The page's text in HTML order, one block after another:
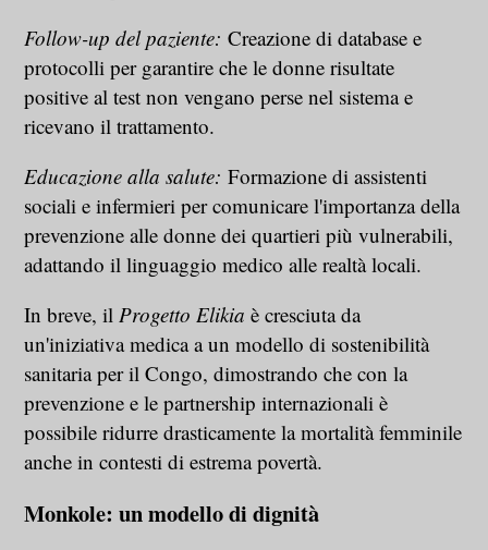
Follow-up del paziente: Creazione di database e
protocolli per garantire che le donne risultate
positive al test non vengano perse nel sistema e
ricevano il trattamento.
Educazione alla salute: Formazione di assistenti
sociali e infermieri per comunicare l'importanza della
prevenzione alle donne dei quartieri più vulnerabili,
adattando il linguaggio medico alle realtà locali.
In breve, il Progetto Elikiaè cresciuta da
un'iniziativa medica a un modello di sostenibilità
sanitaria per il Congo, dimostrando che con la
prevenzione e le partnership internazionali è
possibile ridurre drasticamente la mortalità femminile
anche in contesti di estrema povertà.
Monkole: un modello di dignità